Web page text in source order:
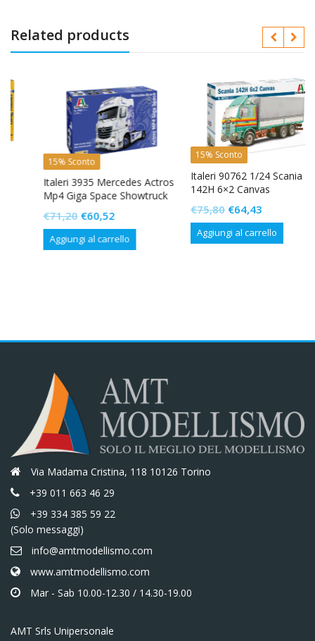
Related products
15% Sconto
Italeri 3935 Mercedes Actros
Mp4 Giga Space Showtruck
71,20Il
prezzo
originale
€60,52Il
prezzo
attuale
Aggiungi al carrello
15% Sconto
Italeri 90762 1/24 Scania
142H 6×2 Canvas
75,80Il
prezzo
originale
€64,43Il
prezzo
attuale
Aggiungi al carrello
Via Madama Cristina, 118 10126 Torino
+39 011 663 46 29
+39 334 385 59 22
(Solo messaggi)
info@amtmodellismo.com
www.amtmodellismo.com
Mar - Sab 10.00-12.30 / 14.30-19.00
AMT Srls Unipersonale